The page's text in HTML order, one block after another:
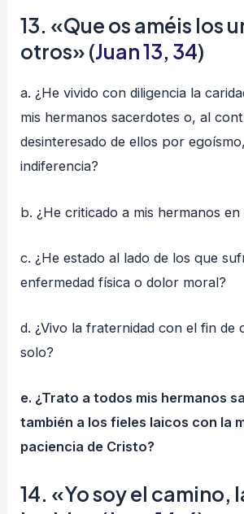
13. «Que os améis los
otros» (Juan 13, 34)
a. ¿He vivido con diligencia la
mis hermanos sacerdotes o, al
desinteresado de ellos por
indiferencia?
b. ¿He criticado a mis hermanos
c. ¿He estado al lado de los que
enfermedad física o dolor moral?
d. ¿Vivo la fraternidad con el fin de
solo?
e. ¿Trato a todos mis hermanos
también a los fieles laicos con la
paciencia de Cristo?
14. «Yo soy el camino,